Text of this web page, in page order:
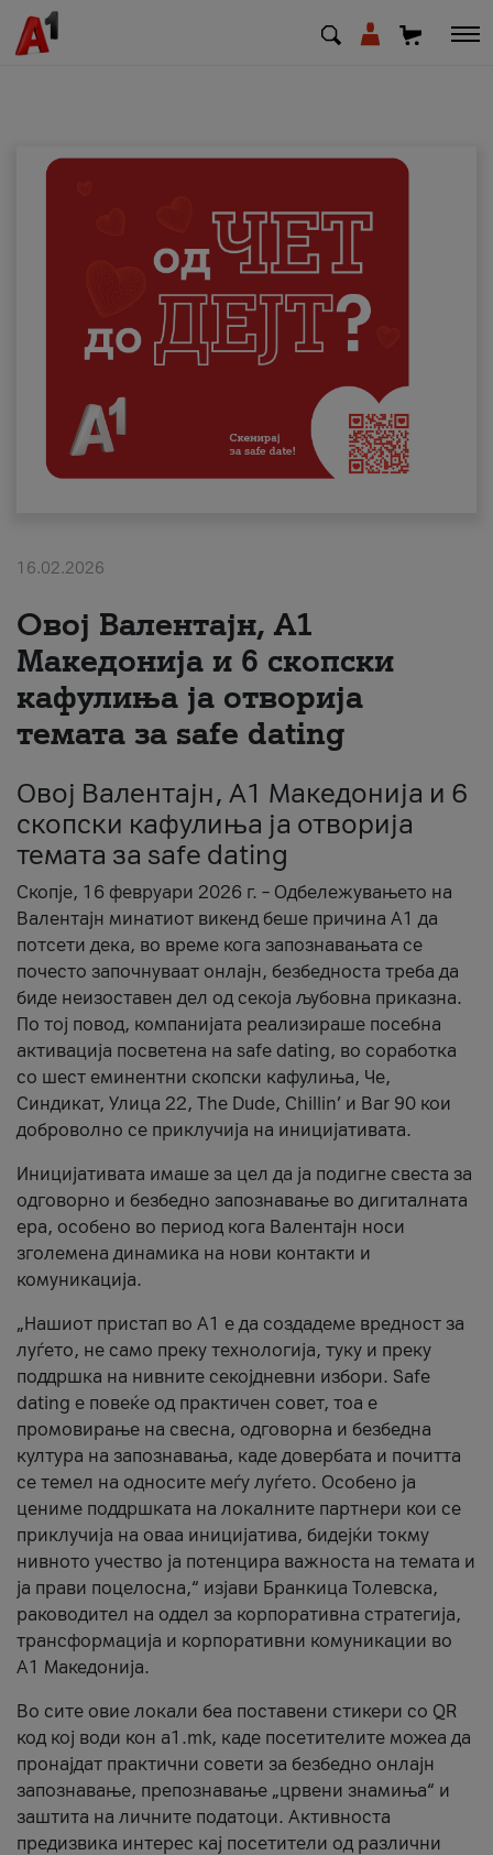
Деловни
Поддршка
Надополни кредит
Плати сметка
#ПодобарОнлајн
16.02.2026
Овој Валентајн, A1
Македонија и 6 скопски
кафулиња ја отворија
темата за safe dating
Овој Валентајн, A1 Македонија и 6
скопски кафулиња ја отворија
темата за safe dating
Скопје, 16 февруари 2026 г. – Одбележувањето на
Валентајн минатиот викенд беше причина А1 да
потсети дека, во време кога запознавањата се
почесто започнуваат онлајн, безбедноста треба да
биде неизоставен дел од секоја љубовна приказна.
По тој повод, компанијата реализираше посебна
активација посветена на safe dating, во соработка
со шест еминентни скопски кафулиња, Че,
Синдикат, Улица 22, The Dude, Chillin’ и Bar 90 кои
доброволно се приклучија на иницијативата.
Иницијативата имаше за цел да ја подигне свеста за
одговорно и безбедно запознавање во дигиталната
ера, особено во период кога Валентајн носи
зголемена динамика на нови контакти и
комуникација.
„Нашиот пристап во А1 е да создадеме вредност за
луѓето, не само преку технологија, туку и преку
поддршка на нивните секојдневни избори. Safe
dating е повеќе од практичен совет, тоа е
промовирање на свесна, одговорна и безбедна
култура на запознавања, каде довербата и почитта
се темел на односите меѓу луѓето. Особено ја
цениме поддршката на локалните партнери кои се
приклучија на оваа иницијатива, бидејќи токму
нивното учество ја потенцира важноста на темата и
ја прави поцелосна,“ изјави Бранкица Толевска,
раководител на оддел за корпоративна стратегија,
трансформација и корпоративни комуникации во
А1 Македонија.
Во сите овие локали беа поставени стикери со QR
код кој води кон a1.mk, каде посетителите можеа да
пронајдат практични совети за безбедно онлајн
запознавање, препознавање „црвени знамиња“ и
заштита на личните податоци. Активноста
предизвика интерес кај посетители од различни